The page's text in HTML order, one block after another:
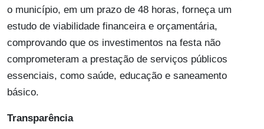
o município, em um prazo de 48 horas, forneça um
estudo de viabilidade financeira e orçamentária,
comprovando que os investimentos na festa não
comprometeram a prestação de serviços públicos
essenciais, como saúde, educação e saneamento
básico.
Transparência